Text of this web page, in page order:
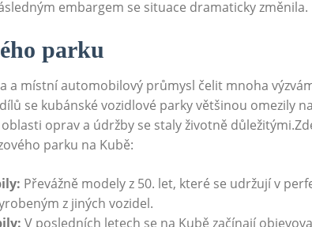
embargem⁢ se situace dramaticky změnila.
parku
​a místní‍ automobilový průmysl čelit ‌mnoha⁤
se kubánské‌ vozidlové parky většinou omezily
⁣oprav ⁤a ‍údržby se staly​ životně
parku⁤ na Kubě:
Převážně modely z 50. let, které⁢ se ‍udržují⁤ v
z jiných‍ vozidel.
V​ posledních letech se na Kubě začínají